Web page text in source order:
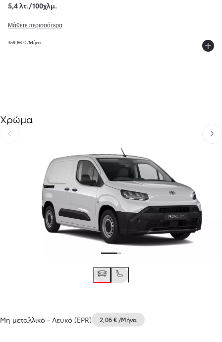
5,4 λτ./100χλμ.
Μάθετε περισσότερα
359,66 € /Μήνα
Χρώμα
Προηγούμενο
Μη μεταλλικό - Λευκό (EPR) 2,06 € /Μήνα